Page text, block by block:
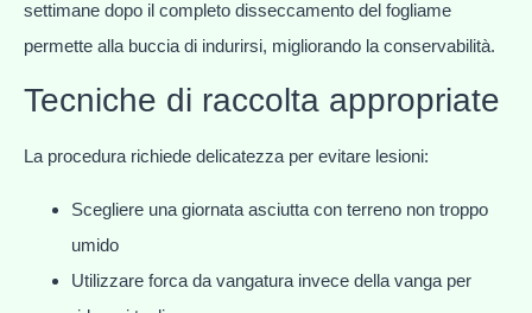
settimane dopo il completo disseccamento del fogliame
permette alla buccia di indurirsi, migliorando la conservabilità.
Tecniche di raccolta appropriate
La procedura richiede delicatezza per evitare lesioni:
Scegliere una giornata asciutta con terreno non troppo
umido
Utilizzare forca da vangatura invece della vanga per